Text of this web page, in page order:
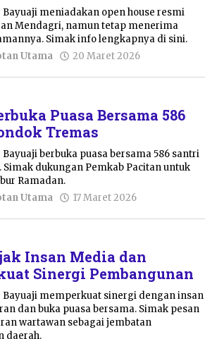
meniadakan open house resmi
Mendagri, namun tetap menerima
Simak info lengkapnya di sini.
Utama 20 Maret 2026
Puasa Bersama 586
Tremas
berbuka puasa bersama 586 santri
Simak dukungan Pemkab Pacitan untuk
Ramadan.
Utama 17 Maret 2026
Insan Media dan
Sinergi Pembangunan
Bayuaji memperkuat sinergi dengan insan
dan buka puasa bersama. Simak pesan
wartawan sebagai jembatan
daerah.